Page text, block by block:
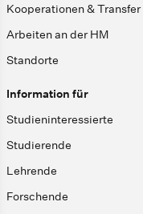
Kooperationen & Transfer
Arbeiten an der HM
Standorte
Information für
Studieninteressierte
Studierende
Lehrende
Forschende